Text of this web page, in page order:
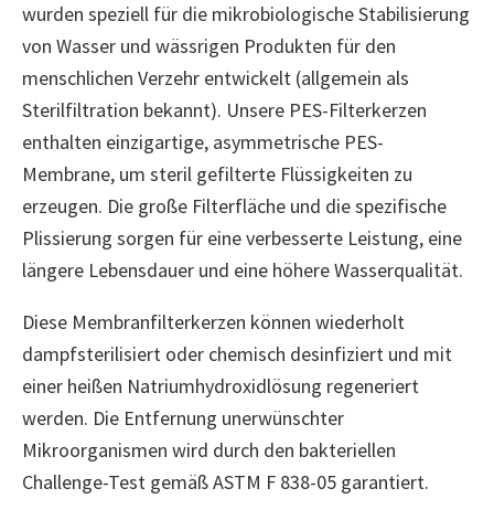
wurden speziell für die mikrobiologische Stabilisierung
von Wasser und wässrigen Produkten für den
menschlichen Verzehr entwickelt (allgemein als
Sterilfiltration bekannt). Unsere PES-Filterkerzen
enthalten einzigartige, asymmetrische PES-
Membrane, um steril gefilterte Flüssigkeiten zu
erzeugen. Die große Filterfläche und die spezifische
Plissierung sorgen für eine verbesserte Leistung, eine
längere Lebensdauer und eine höhere Wasserqualität.
Diese Membranfilterkerzen können wiederholt
dampfsterilisiert oder chemisch desinfiziert und mit
einer heißen Natriumhydroxidlösung regeneriert
werden. Die Entfernung unerwünschter
Mikroorganismen wird durch den bakteriellen
Challenge-Test gemäß ASTM F 838-05 garantiert.